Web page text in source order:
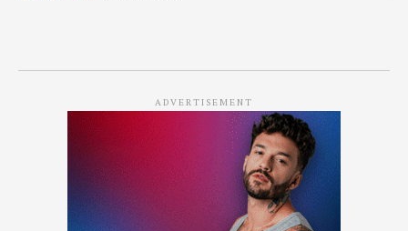
ADVERTISEMENT